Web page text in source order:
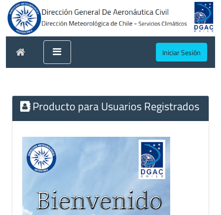
Iniciar Sesión
Producto para Usuarios Registrados